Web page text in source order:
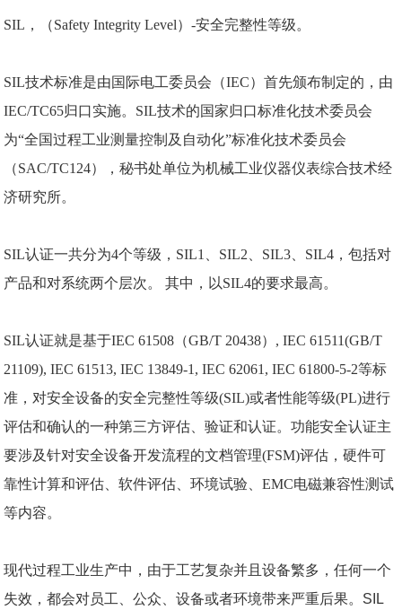
SIL，（Safety Integrity Level）-安全完整性等级。
SIL技术标准是由国际电工委员会（IEC）首先颁布制定的，由
IEC/TC65归口实施。SIL技术的国家归口标准化技术委员会
为“全国过程工业测量控制及自动化”标准化技术委员会
（SAC/TC124），秘书处单位为机械工业仪器仪表综合技术经
济研究所。
SIL认证一共分为4个等级， SIL1 SIL2 SIL3 SIL4 ，包括对
产品和对系统两个层次。 其中，以SIL4的要求最高。
SIL认证就是基于IEC 61508 （GB/T 20438）, IEC 61511(GB/T
21109), IEC 61513, IEC 13849-1, IEC 62061, IEC 61800-5-2等标
准，对安全设备的安全完整性等级(SIL)或者性能等级(PL)进行
评估和确认的一种第三方评估、验证和认证。功能安全认证主
要涉及针对安全设备开发流程的文档管理(FSM)评估，硬件可
靠性计算和评估、软件评估、环境试验、EMC电磁兼容性测试
等内容。
现代过程工业生产中，由于工艺复杂并且设备繁多，任何一个
失效，都会对员工、公众、设备或者环境带来严重后果。SIL